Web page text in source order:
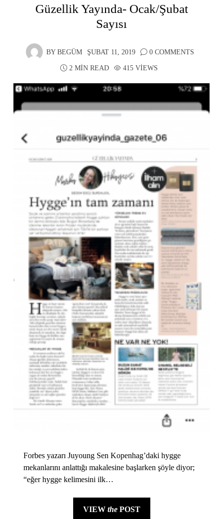
Güzellik Yayında- Ocak/Şubat
Sayısı
BY BEGÜM ŞUBAT 11, 2019 0 COMMENTS
2 MIN READ 415 VIEWS
Forbes yazarı Juyoung Sen Kopenhag’daki hygge
mekanlarını anlattığı makalesine başlarken şöyle diyor;
“eğer hygge kelimesini ilk…
VIEW thePOST